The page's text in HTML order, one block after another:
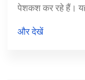
पेशकश कर रहे हैं।
लिए की गई है। उन्होंने
और देखें